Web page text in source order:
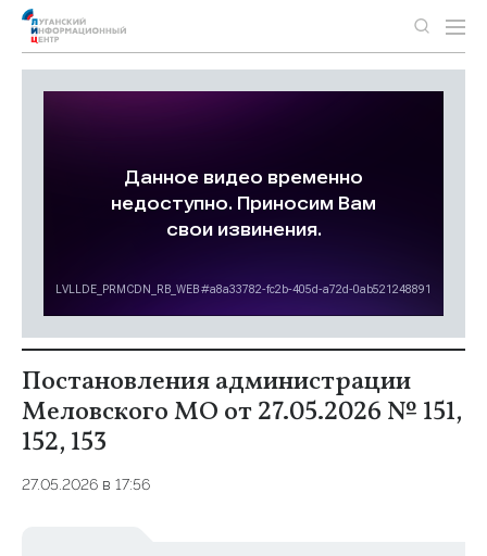
Постановления администрации
Меловского МО от 27.05.2026 № 151,
152, 153
27.05.2026 в 17:56